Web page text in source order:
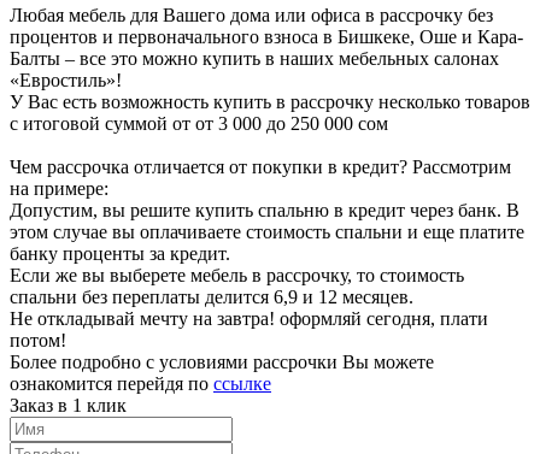
Любая мебель для Вашего дома или офиса в рассрочку без
процентов и первоначального взноса в Бишкеке, Оше и Кара-
Балты – все это можно купить в наших мебельных салонах
«Евростиль»!
У Вас есть возможность купить в рассрочку несколько товаров
с итоговой суммой от от 3 000 до 250 000 сом
Чем рассрочка отличается от покупки в кредит? Рассмотрим
на примере:
Допустим, вы решите купить спальню в кредит через банк. В
этом случае вы оплачиваете стоимость спальни и еще платите
банку проценты за кредит.
Если же вы выберете мебель в рассрочку, то стоимость
спальни без переплаты делится 6,9 и 12 месяцев.
Не откладывай мечту на завтра! оформляй сегодня, плати
потом!
Более подробно с условиями рассрочки Вы можете
ознакомится перейдя по ссылке
Заказ в 1 клик